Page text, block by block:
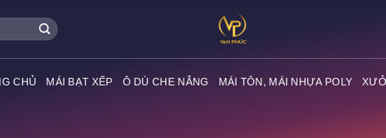
CHỦ MÁI BẠT XẾP Ô DÙ CHE NẮNG MÁI TÔN, MÁI NHỰA POLY